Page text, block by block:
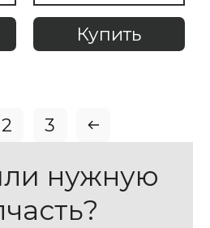
Купить
2 3
нужную